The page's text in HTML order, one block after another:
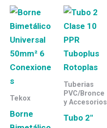
Tekox
Borne
Tuberias
PVC/Bronce
y Accesorios
Tubo 2″